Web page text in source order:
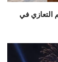
التعازي في